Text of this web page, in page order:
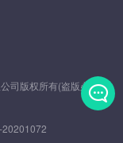
司版权所有(盗版必
20201072